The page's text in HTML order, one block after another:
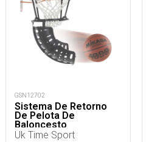
GSN12702
Sistema De Retorno
De Pelota De
Baloncesto
Uk Time Sport